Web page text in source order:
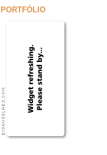
PORTFÓLIO